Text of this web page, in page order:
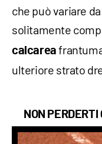
che può variare
solitamente
calcarea
ulteriore strato
NON